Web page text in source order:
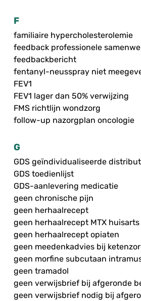
F
familiaire hypercholesterolemie
feedback professionele
feedbackbericht
fentanyl-neusspray niet
FEV1
FEV1 lager dan 50% verwijzing
FMS richtlijn wondzorg
follow-up nazorgplan oncologie
G
GDS geïndividualiseerde
GDS toedienlijst
GDS-aanlevering medicatie
geen chronische pijn
geen herhaalrecept
geen herhaalrecept MTX huisarts
geen herhaalrecept opiaten
geen meedenkadvies bij
geen morfine subcutaan
geen tramadol
geen verwijsbrief bij afgeronde
geen verwijsbrief nodig bij